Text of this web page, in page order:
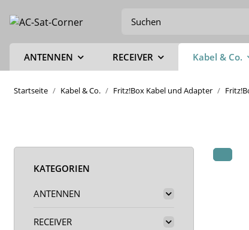
ANTENNEN RECEIVER Kabel & Co.
Startseite Kabel & Co. Fritz!Box Kabel und Adapter
KATEGORIEN
ANTENNEN
RECEIVER